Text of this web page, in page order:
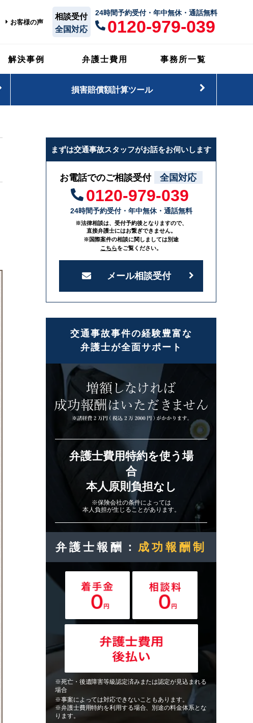
お客様の声
相談受付
全国対応
24時間予約受付・年中無休・通話無料
0120-979-039
解決事例 弁護士費用 事務所一覧
損害賠償額計算ツール
まずは交通事故スタッフがお話をお伺いします
お電話でのご相談受付 全国対応
0120-979-039
24時間予約受付・年中無休・通話無料
※法律相談は、受付予約後となりますので、
直接弁護士にはお繋ぎできません。
※国際案件の相談に関しましては別途
こちらをご覧ください。
メール相談受付
交通事故事件の経験豊富な
弁護士が全面サポート
弁護士費用特約を使う場
合
本人原則負担なし
※保険会社の条件によっては
本人負担が生じることがあります。
弁護士報酬： 成功報酬制
※死亡・後遺障害等級認定済みまたは認定が見込まれる
場合
※事案によっては対応できないこともあります。
※弁護士費用特約を利用する場合、別途の料金体系とな
ります。